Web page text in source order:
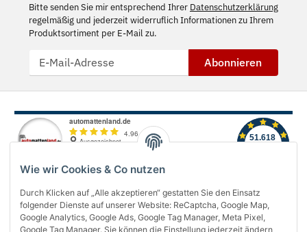
Wie wir Cookies & Co nutzen
Durch Klicken auf „Alle akzeptieren“ gestatten Sie den Einsatz
folgender Dienste auf unserer Website: ReCaptcha, Google Map,
Google Analytics, Google Ads, Google Tag Manager, Meta Pixel,
Google Tag Manager. Sie können die Einstellung jederzeit ändern
Bitte senden Sie mir entsprechend Ihrer Datenschutzerklärung
regelmäßig und jederzeit widerruflich Informationen zu Ihrem
Produktsortiment per E-Mail zu.
Abonnieren
Über uns